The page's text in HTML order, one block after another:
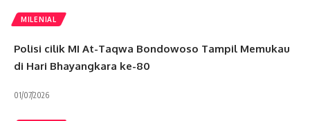
MILENIAL
Polisi cilik MI At-Taqwa Bondowoso Tampil Memukau
di Hari Bhayangkara ke-80
01/07/2026